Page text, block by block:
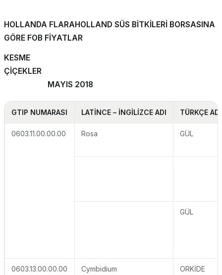
HOLLANDA FLARAHOLLAND SÜS BİTKİLERİ BORSASINA
GÖRE FOB FİYATLAR
KESME
MAYIS 2018
GTIP NUMARASI LATİNCE – İNGİLİZCE ADI TÜRKÇE ADI
0603.11.00.00.00 Rosa GÜL
GÜL
0603.13.00.00.00 Cymbidium ORKİDE